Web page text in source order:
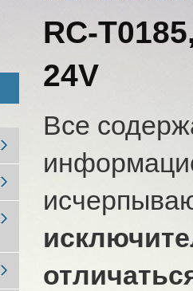
RC-
24V
Все